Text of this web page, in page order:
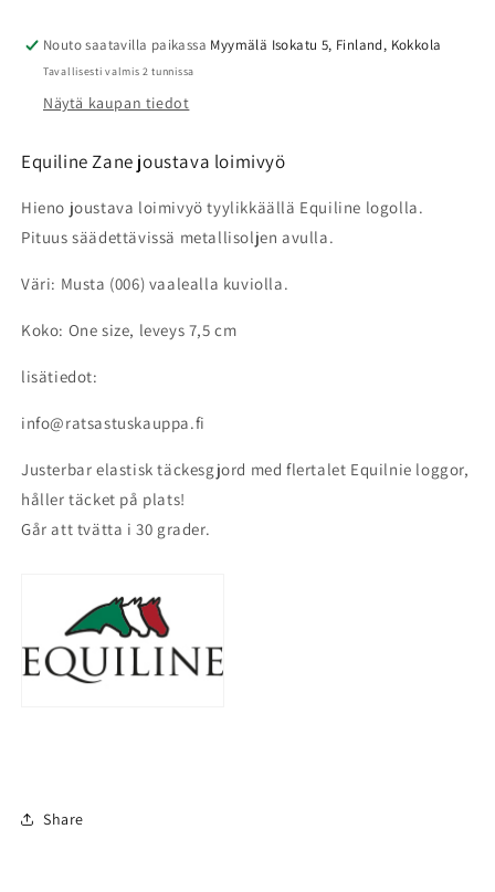
määrää
määrää
Nouto saatavilla paikassa Myymälä Isokatu 5, Finland, Kokkola
Tavallisesti valmis 2 tunnissa
Näytä kaupan tiedot
Equiline Zane joustava loimivyö
Hieno joustava loimivyö tyylikkäällä Equiline logolla.
Pituus säädettävissä metallisoljen avulla.
Väri: Musta (006) vaalealla kuviolla.
Koko: One size, leveys 7,5 cm
lisätiedot:
info@ratsastuskauppa.fi
Justerbar elastisk täckesgjord med flertalet Equilnie loggor,
håller täcket på plats!
Går att tvätta i 30 grader.
Share